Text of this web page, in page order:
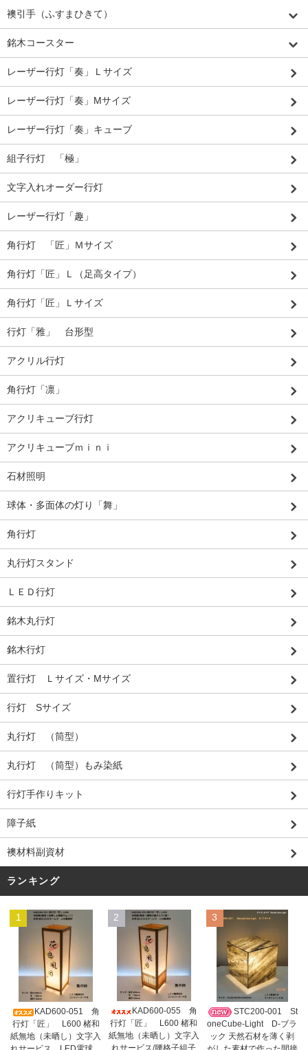
襖引手（ふすまひきて）
銘木コースター
レーザー行灯「奏」Ｌサイズ
レーザー行灯「奏」Mサイズ
レーザー行灯「奏」キューブ
組子行灯 「極」
文字入れオーダー行灯
レーザー行灯「趣」
角行灯 「匠」Ｍサイズ
角行灯「匠」Ｌ（足高タイプ）
角行灯「匠」Ｌサイズ
行灯「雅」 台形型
アクリル行灯
角行灯「凛」
アクリキューブ行灯
アクリキューブｍｉｎｉ
石材照明
球体・多面体の灯り「舞」
角行灯
丸行灯スタンド
ＬＥＤ行灯
銘木丸行灯
銘木行灯
置行灯 Ｌサイズ・Mサイズ
行灯 Sサイズ
丸行灯 （筒型）
丸行灯 （筒型）もみ染紙
行灯手作りキット
障子紙
襖材料副資材
ランキング
1
KAD600-051 角
行灯「匠」 L600 楮和
紙無地（未晒し）文字入
2
KAD600-055 角
行灯「匠」 L600 楮和
紙無地（未晒し）文字入
3
STC200-001 St
oneCube-Light D-ブラ
ック 天然石材を薄く剥